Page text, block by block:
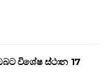
විශේෂ ස්ථාන 17